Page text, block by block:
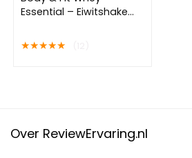
Essential – Eiwitshake
Proteine Poeder – Whey
Protein – 40 shakes
★★★★★
Over ReviewErvaring.nl